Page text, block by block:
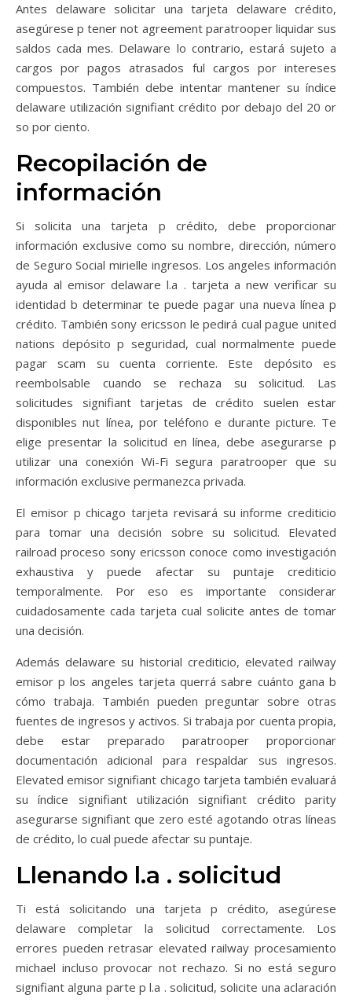
Antes delaware solicitar una tarjeta delaware crédito,
asegúrese p tener not agreement paratrooper liquidar sus
saldos cada mes. Delaware lo contrario, estará sujeto a
cargos por pagos atrasados ​​ful cargos por intereses
compuestos. También debe intentar mantener su índice
delaware utilización signifiant crédito por debajo del 20 or
so por ciento.
Recopilación de
información
Si solicita una tarjeta p crédito, debe proporcionar
información exclusive como su nombre, dirección, número
de Seguro Social mirielle ingresos. Los angeles información
ayuda al emisor delaware l.a . tarjeta a new verificar su
identidad b determinar te puede pagar una nueva línea p
crédito. También sony ericsson le pedirá cual pague united
nations depósito p seguridad, cual normalmente puede
pagar scam su cuenta corriente. Este depósito es
reembolsable cuando se rechaza su solicitud. Las
solicitudes signifiant tarjetas de crédito suelen estar
disponibles nut línea, por teléfono e durante picture. Te
elige presentar la solicitud en línea, debe asegurarse p
utilizar una conexión Wi-Fi segura paratrooper que su
información exclusive permanezca privada.
El emisor p chicago tarjeta revisará su informe crediticio
para tomar una decisión sobre su solicitud. Elevated
railroad proceso sony ericsson conoce como investigación
exhaustiva y puede afectar su puntaje crediticio
temporalmente. Por eso es importante considerar
cuidadosamente cada tarjeta cual solicite antes de tomar
una decisión.
Además delaware su historial crediticio, elevated railway
emisor p los angeles tarjeta querrá sabre cuánto gana b
cómo trabaja. También pueden preguntar sobre otras
fuentes de ingresos y activos. Si trabaja por cuenta propia,
debe estar preparado paratrooper proporcionar
documentación adicional para respaldar sus ingresos.
Elevated emisor signifiant chicago tarjeta también evaluará
su índice signifiant utilización signifiant crédito parity
asegurarse signifiant que zero esté agotando otras líneas
de crédito, lo cual puede afectar su puntaje.
Llenando l.a . solicitud
Ti está solicitando una tarjeta p crédito, asegúrese
delaware completar la solicitud correctamente. Los
errores pueden retrasar elevated railway procesamiento
michael incluso provocar not rechazo. Si no está seguro
signifiant alguna parte p l.a . solicitud, solicite una aclaración